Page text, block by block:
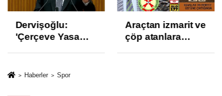
Araçtan izmarit ve
çöp atanlara
izmariti
TÜİK Temmuz
enflasyonunu
Haberler Spor